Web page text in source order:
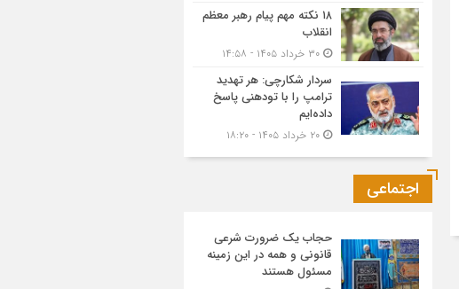
۱۸ نکته مهم پیام رهبر معظم
انقلاب
سردار شکارچی: هر تهدید
ترامپ را با تودهنی پاسخ
داده‌ایم
اجتماعی
حجاب یک ضرورت شرعی
قانونی و همه در این زمینه
مسئول هستند